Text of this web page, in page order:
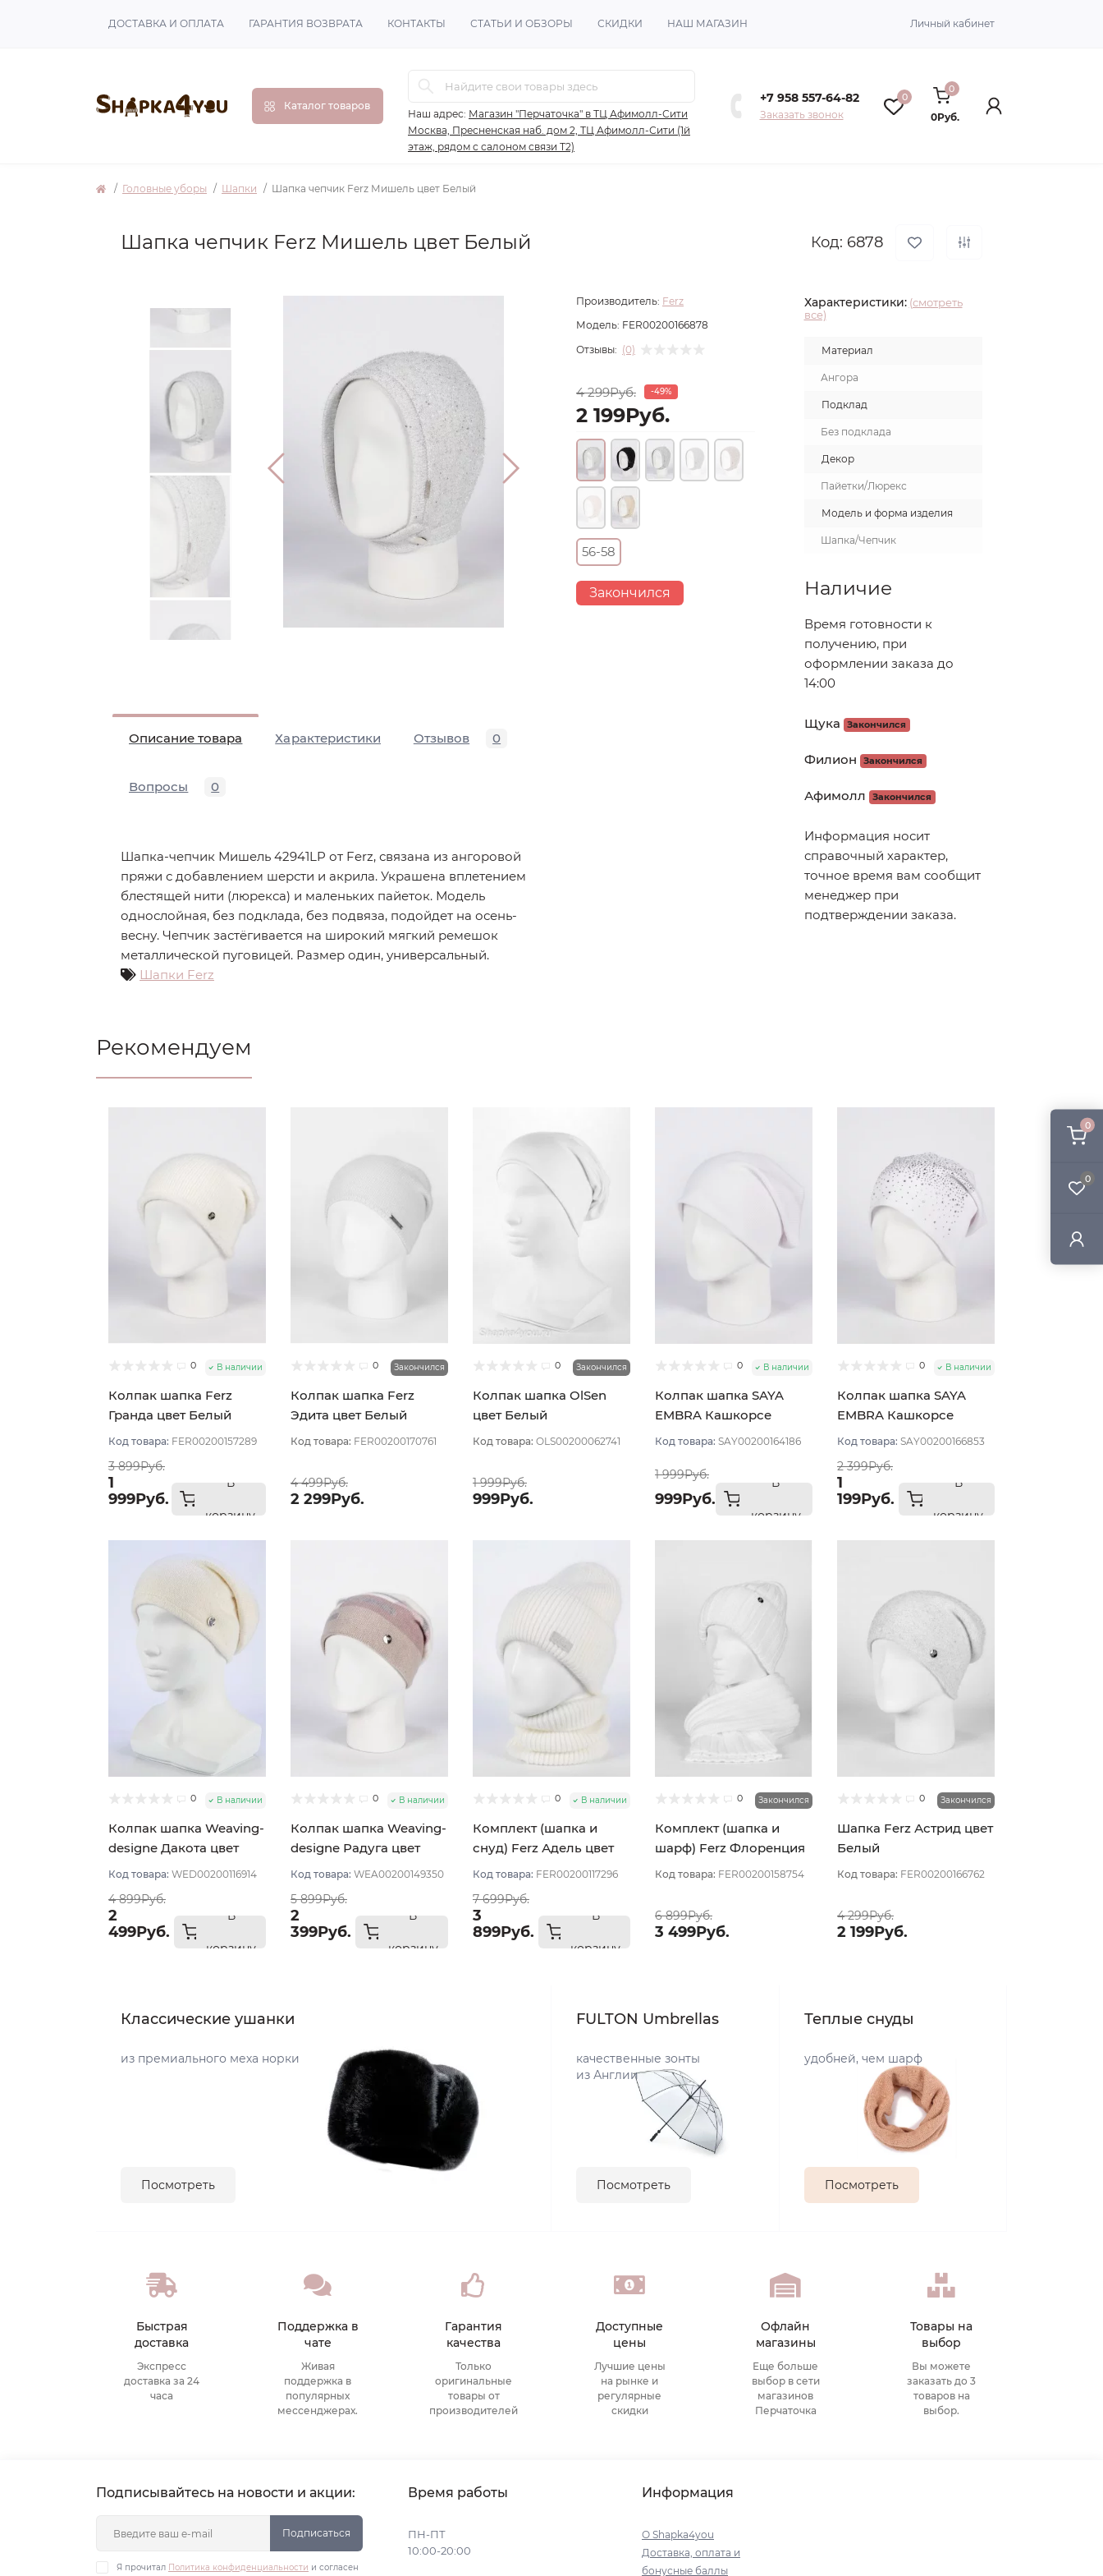
0
0
ДОСТАВКА И ОПЛАТА ГАРАНТИЯ ВОЗВРАТА КОНТАКТЫ СТАТЬИ И ОБЗОРЫ СКИДКИ НАШ МАГАЗИН Личный кабинет
Каталог товаров
Наш адрес: Магазин "Перчаточка" в ТЦ Афимолл-Сити
Москва, Пресненская наб. дом 2, ТЦ Афимолл-Сити (1й
этаж, рядом с салоном связи Т2)
+7 958 557-64-82
Заказать звонок
0
0
0Руб.
Головные уборы Шапки Шапка чепчик Ferz Мишель цвет Белый
Шапка чепчик Ferz Мишель цвет Белый Код: 6878
Описание товара Характеристики Отзывов 0
Вопросы 0
Шапка-чепчик Мишель 42941LP от Ferz, связана из ангоровой
пряжи с добавлением шерсти и акрила. Украшена вплетением
блестящей нити (люрекса) и маленьких пайеток. Модель
однослойная, без подклада, без подвяза, подойдет на осень-
весну. Чепчик застёгивается на широкий мягкий ремешок
металлической пуговицей. Размер один, универсальный.
Шапки Ferz
Производитель: Ferz
Модель: FER00200166878
Отзывы: (0)
4 299Руб. -49%
2 199Руб.
56-58
Закончился
Характеристики: (смотреть
все)
Материал
Ангора
Подклад
Без подклада
Декор
Пайетки/Люрекс
Модель и форма изделия
Шапка/Чепчик
Наличие
Время готовности к
получению, при
оформлении заказа до
14:00
Щука Закончился
Филион Закончился
Афимолл Закончился
Информация носит
справочный характер,
точное время вам сообщит
менеджер при
подтверждении заказа.
Рекомендуем
0 В наличии
Колпак шапка Ferz
Гранда цвет Белый
Код товара: FER00200157289
3 899Руб.
1
999Руб.
В
корзину
0 Закончился
Колпак шапка Ferz
Эдита цвет Белый
Код товара: FER00200170761
4 499Руб.
2 299Руб.
0 Закончился
Колпак шапка OlSen
цвет Белый
Код товара: OLS00200062741
1 999Руб.
999Руб.
0 В наличии
Колпак шапка SAYA
EMBRA Кашкорсе
"шелк" цвет Белый
Код товара: SAY00200164186
1 999Руб.
999Руб.
В
корзину
0 В наличии
Колпак шапка SAYA
EMBRA Кашкорсе
стразы цвет Белый
Код товара: SAY00200166853
2 399Руб.
1
199Руб.
В
корзину
0 В наличии
Колпак шапка Weaving-
designe Дакота цвет
Молочный
Код товара: WED00200116914
4 899Руб.
2
499Руб.
В
корзину
0 В наличии
Колпак шапка Weaving-
designe Радуга цвет
Молочный
Код товара: WEA00200149350
5 899Руб.
2
399Руб.
В
корзину
0 В наличии
Комплект (шапка и
снуд) Ferz Адель цвет
Белый
Код товара: FER00200117296
7 699Руб.
3
899Руб.
В
корзину
0 Закончился
Комплект (шапка и
шарф) Ferz Флоренция
цвет Белый
Код товара: FER00200158754
6 899Руб.
3 499Руб.
0 Закончился
Шапка Ferz Астрид цвет
Белый
Код товара: FER00200166762
4 299Руб.
2 199Руб.
Классические ушанки
из премиального меха норки
Посмотреть
FULTON Umbrellas
качественные зонты
из Англии
Посмотреть
Теплые снуды
удобней, чем шарф
Посмотреть
Быстрая
доставка
Экспресс
доставка за 24
часа
Поддержка в
чате
Живая
поддержка в
популярных
мессенджерах.
Гарантия
качества
Только
оригинальные
товары от
производителей
Доступные
цены
Лучшие цены
на рынке и
регулярные
скидки
Офлайн
магазины
Еще больше
выбор в сети
магазинов
Перчаточка
Товары на
выбор
Вы можете
заказать до 3
товаров на
выбор.
Подписывайтесь на новости и акции:
Подписаться
Я прочитал Политика конфиденциальности и согласен
Время работы
ПН-ПТ
10:00-20:00
Информация
О Shapka4you
Доставка, оплата и
бонусные баллы